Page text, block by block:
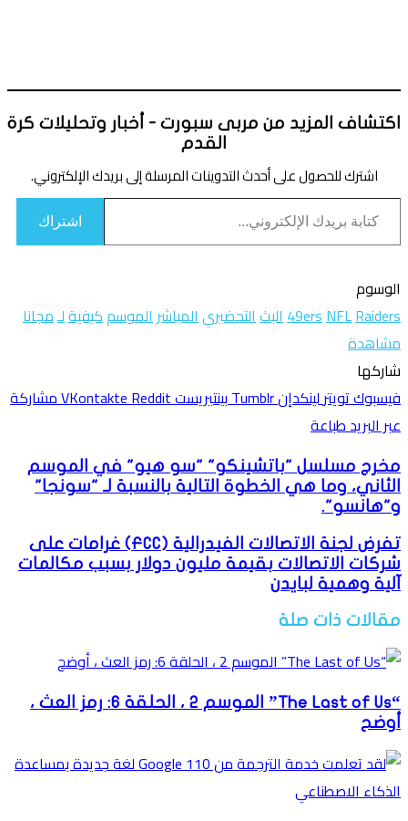
اكتشاف المزيد من مربى سبورت - أخبار وتحليلات كرة
القدم
اشترك للحصول على أحدث التدوينات المرسلة إلى بريدك الإلكتروني.
كتابة بريدك الإلكتروني...
اشتراك
الوسوم
49ersNFLRaiders البثالتحضيريالمباشرالموسمكيفيةلـمجانا
مشاهدة
فيسبوك
تويتر
لينكدإن
بينتيريست
واتساب
شاركها
فيسبوكتويترلينكدإن بينتيريست
مشاركة
عبر البريدطباعة
مخرج مسلسل "باتشينكو" "سو هيو" في الموسم
الثاني، وما هي الخطوة التالية بالنسبة لـ "سونجا"
و"هانسو".
تفرض لجنة الاتصالات الفيدرالية (FCC) غرامات على
شركات الاتصالات بقيمة مليون دولار بسبب مكالمات
آلية وهمية لبايدن
مقالات ذات صلة
“The Last of Us” الموسم 2 ، الحلقة 6: رمز العث ،
أوضح